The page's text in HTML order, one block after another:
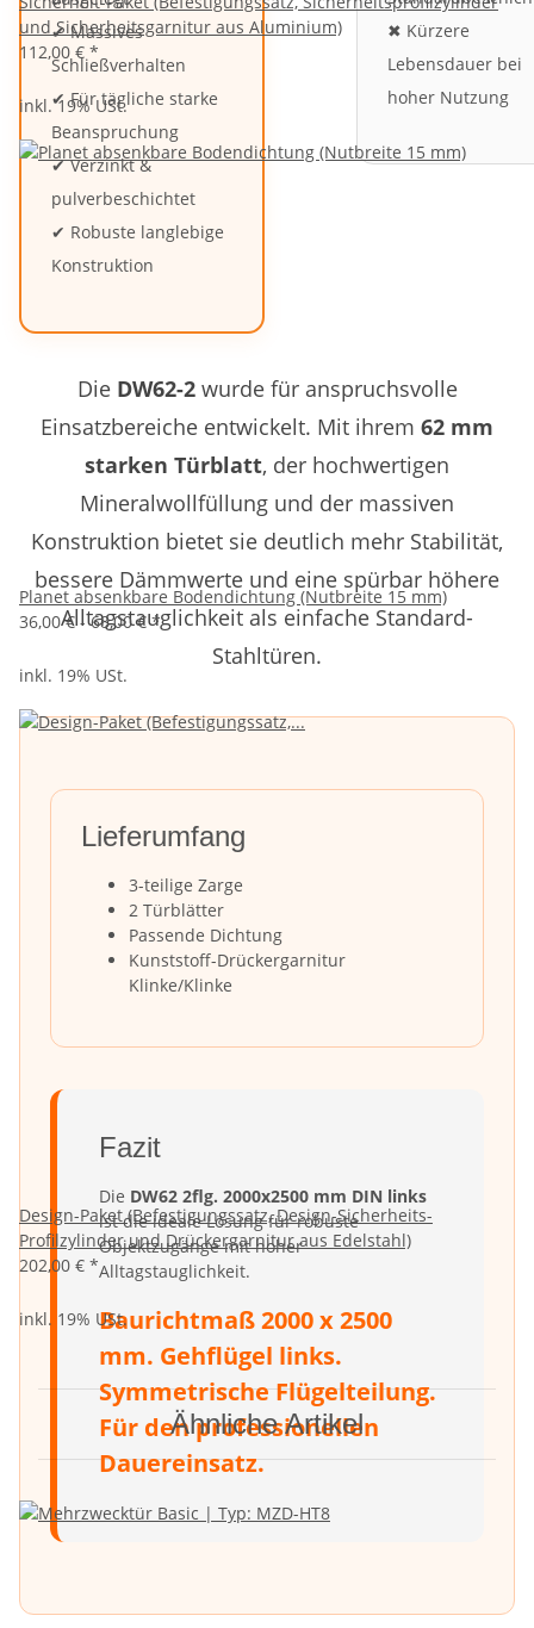
✔ Massives
Schließverhalten
✔ Für tägliche starke
Beanspruchung
✔ Verzinkt &
pulverbeschichtet
✔ Robuste langlebige
Konstruktion
✖ Kürzere
Lebensdauer bei
hoher Nutzung
Die DW62-2wurde für anspruchsvolle
Einsatzbereiche entwickelt. Mit ihrem 62 mm
starken Türblatt, der hochwertigen
Mineralwollfüllung und der massiven
Konstruktion bietet sie deutlich mehr Stabilität,
bessere Dämmwerte und eine spürbar höhere
Alltagstauglichkeit als einfache Standard-
Stahltüren.
Lieferumfang
3-teilige Zarge
2 Türblätter
Passende Dichtung
Kunststoff-Drückergarnitur
Klinke/Klinke
Fazit
Die DW62 2flg. 2000x2500 mm DIN links
ist die ideale Lösung für robuste
Objektzugänge mit hoher
Alltagstauglichkeit.
Baurichtmaß 2000 x 2500
mm. Gehflügel links.
Symmetrische Flügelteilung.
Für den professionellen
Dauereinsatz.
und Sicherheitsgarnitur aus Aluminium)
112,00 € *
inkl. 19% USt.
Planet absenkbare Bodendichtung (Nutbreite 15 mm)
36,00 € -68,00 €*
inkl. 19% USt.
Design-Paket (Befestigungssatz, Design-Sicherheits-
Profilzylinder und Drückergarnitur aus Edelstahl)
202,00 € *
inkl. 19% USt.
Ähnliche Artikel